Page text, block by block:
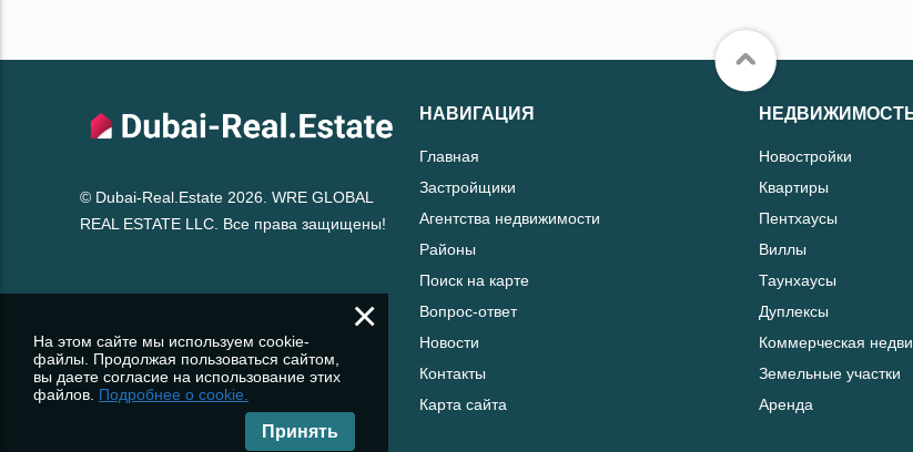
© Dubai-Real.Estate 2026. WRE GLOBAL
REAL ESTATE LLC. Все права защищены!
НАВИГАЦИЯ
Главная
Застройщики
Агентства недвижимости
Районы
Поиск на карте
Вопрос-ответ
Новости
Контакты
Карта сайта
Новостройки
Квартиры
Пентхаусы
Виллы
Таунхаусы
Дуплексы
Коммерческая
Земельные участки
Аренда
×
На этом сайте мы используем cookie-
файлы. Продолжая пользоваться сайтом,
вы даете согласие на использование этих
файлов. Подробнее о cookie.
Принять